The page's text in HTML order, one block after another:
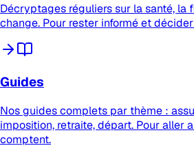
Décryptages réguliers sur la santé, la
change. Pour rester informé et
Guides
Nos guides complets par thème :
imposition, retraite, départ. Pour aller
comptent.